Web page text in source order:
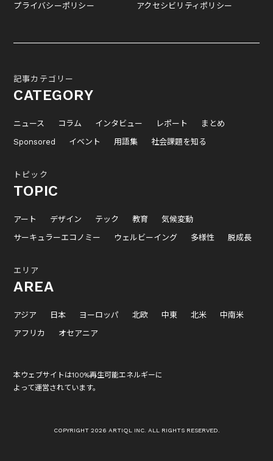
プライバシーポリシー アクセシビリティポリシー
記事カテゴリー
CATEGORY
ニュース コラム インタビュー レポート
まとめ
Sponsored
イベント 用語集 社会課題を知る
トピック
TOPIC
アート デザイン テック 教育
気候変動
サーキュラーエコノミー
ウェルビーイング 多様性 脱成長
エリア
AREA
アジア 日本 ヨーロッパ 北欧 中東 北米
中南米
アフリカ
オセアニア
本ウェブサイトは100%再生可能エネルギーに
よって運営されています。
COPYRIGHT 2026 ARTIQL INC. ALL RIGHTS RESERVED.